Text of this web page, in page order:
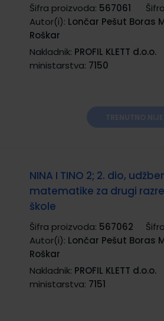
Šifra proizvoda: 567061
Autor(i): Lončar Pešut Boras
Roškar
Nakladnik: PROFIL KLETT d.o.o.
ministarstva: 7150
NINA I TINO 2; 2. dio,
matematike za drugi
škole
Šifra proizvoda: 567062
Autor(i): Lončar Pešut Boras
Roškar
Nakladnik: PROFIL KLETT d.o.o.
ministarstva: 7151